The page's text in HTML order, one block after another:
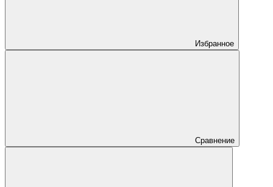
Избранное
Сравнение